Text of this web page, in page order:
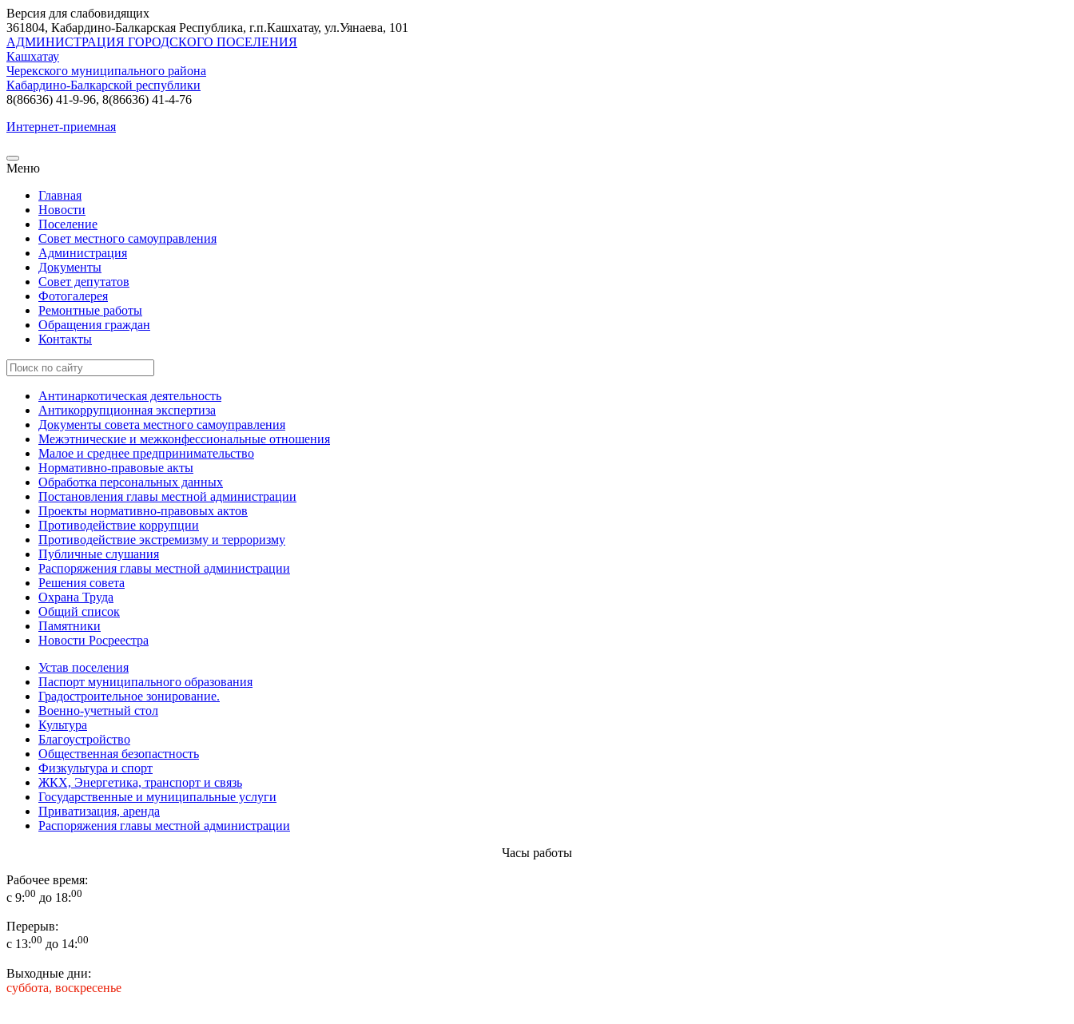
Версия для слабовидящих
361804, Кабардино-Балкарская Республика, г.п.Кашхатау, ул.Уянаева, 101
АДМИНИСТРАЦИЯ ГОРОДСКОГО ПОСЕЛЕНИЯ
Кашхатау
Черекского муниципального района
Кабардино-Балкарской республики
8(86636) 41-9-96, 8(86636) 41-4-76
Интернет-приемная
Меню
Главная
Новости
Поселение
Совет местного самоуправления
Администрация
Документы
Совет депутатов
Фотогалерея
Ремонтные работы
Обращения граждан
Контакты
Антинаркотическая деятельность
Антикоррупционная экспертиза
Документы совета местного самоуправления
Межэтнические и межконфессиональные отношения
Малое и среднее предпринимательство
Нормативно-правовые акты
Обработка персональных данных
Постановления главы местной администрации
Проекты нормативно-правовых актов
Противодействие коррупции
Противодействие экстремизму и терроризму
Публичные слушания
Распоряжения главы местной администрации
Решения совета
Охрана Труда
Общий список
Памятники
Новости Росреестра
Устав поселения
Паспорт муниципального образования
Градостроительное зонирование.
Военно-учетный стол
Культура
Благоустройство
Общественная безопастность
Физкультура и спорт
ЖКХ, Энергетика, транспорт и связь
Государственные и муниципальные услуги
Приватизация, аренда
Распоряжения главы местной администрации
Часы работы
Рабочее время:
с 9:00 до 18:00
Перерыв:
с 13:00 до 14:00
Выходные дни:
суббота, воскресенье